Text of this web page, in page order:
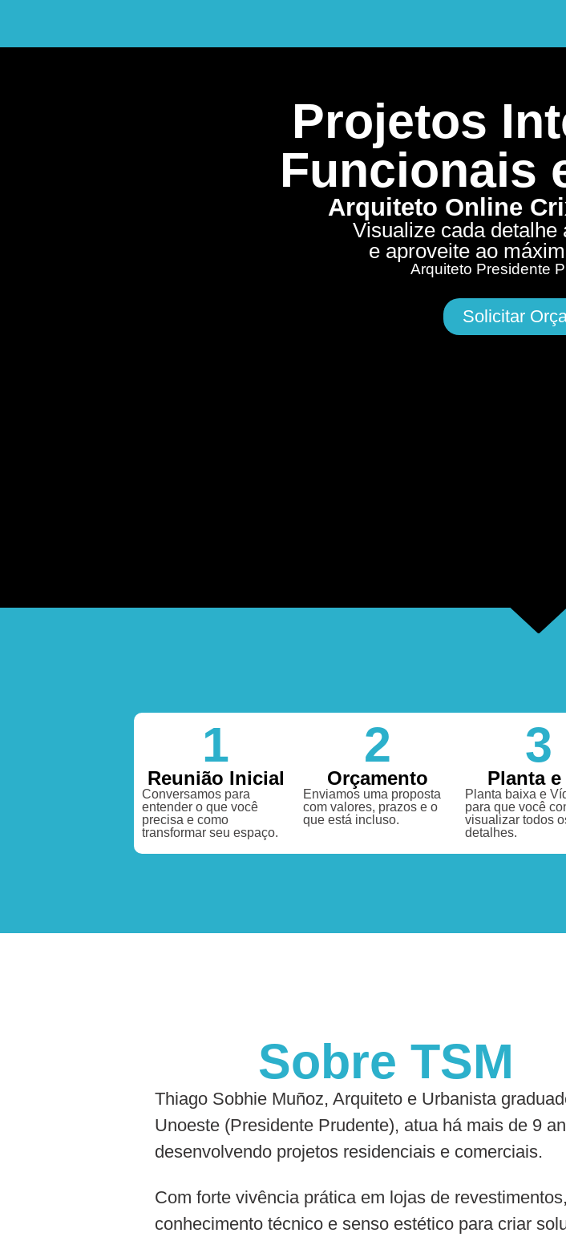
Projetos
Funcionais
Arquiteto Online
Visualize cada detalhe
e aproveite ao
Arquiteto Presidente
Solicitar
1
Reunião Inicial
Conversamos para
entender o que você
precisa e como
transformar seu espaço.
2
Orçamento
Enviamos uma proposta
com valores, prazos e o
que está incluso.
3
Planta e
Planta baixa e
para que você
visualizar todos
detalhes.
Sobre TSM
Thiago Sobhie Muñoz, Arquiteto e Urbanista
Unoeste (Presidente Prudente), atua há mais de 9
desenvolvendo projetos residenciais e comerciais.
Com forte vivência prática em lojas de
conhecimento técnico e senso estético para criar